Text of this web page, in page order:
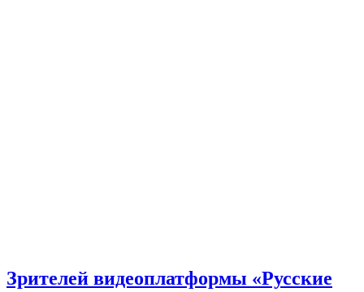
Зрителей видеоплатформы «Русские